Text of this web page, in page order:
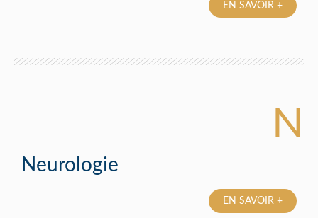
EN SAVOIR +
N
Neurologie
EN SAVOIR +